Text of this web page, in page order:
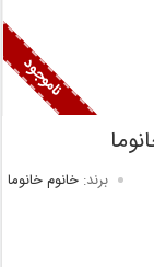
برند: خانوم خانوما